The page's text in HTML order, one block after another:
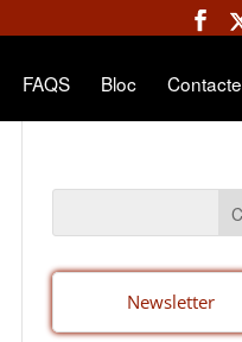
FAQS Bloc Contacte
Newsletter